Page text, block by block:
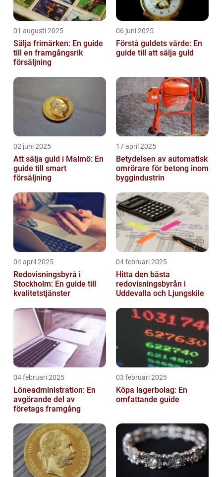
01 augusti 2025
Sälja frimärken: En guide
till en framgångsrik
försäljning
06 juni 2025
Förstå guldets värde: En
guide till att sälja guld
02 juni 2025
Att sälja guld i Malmö: En
guide till smart
försäljning
17 april 2025
Betydelsen av automatisk
omrörare för betong inom
byggindustrin
04 april 2025
Redovisningsbyrå i
Stockholm: En guide till
kvalitetstjänster
04 februari 2025
Hitta den bästa
redovisningsbyrån i
Uddevalla och Ljungskile
04 februari 2025
Löneadministration: En
avgörande del av
företags framgång
03 februari 2025
Köpa lagerbolag: En
omfattande guide